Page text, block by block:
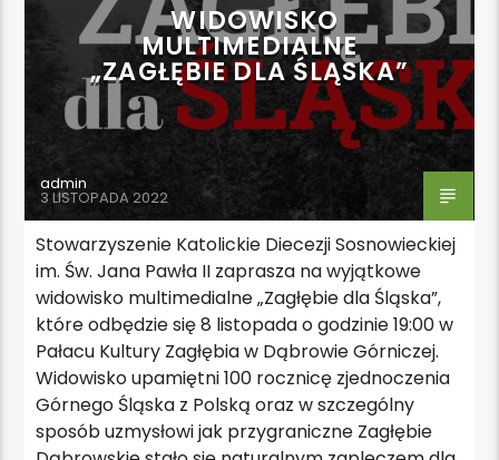
WIDOWISKO
MULTIMEDIALNE
„ZAGŁĘBIE DLA ŚLĄSKA”
admin
3 LISTOPADA 2022
Stowarzyszenie Katolickie Diecezji Sosnowieckiej
im. Św. Jana Pawła II zaprasza na wyjątkowe
widowisko multimedialne „Zagłębie dla Śląska”,
które odbędzie się 8 listopada o godzinie 19:00 w
Pałacu Kultury Zagłębia w Dąbrowie Górniczej.
Widowisko upamiętni 100 rocznicę zjednoczenia
Górnego Śląska z Polską oraz w szczególny
sposób uzmysłowi jak przygraniczne Zagłębie